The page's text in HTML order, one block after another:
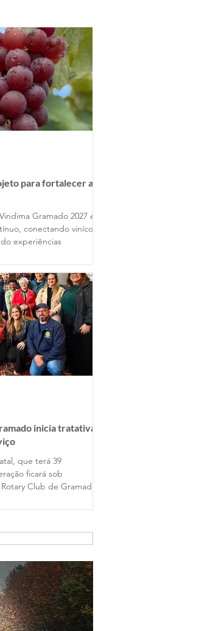
para fortalecer a
Gramado 2027 e
conectando vinícolas
experiências
inicia tratativas
que terá 39
ficará sob
Club de Gramado,
com